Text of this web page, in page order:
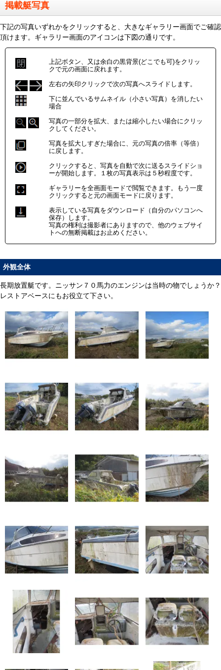
掲載艇写真
下記の写真いずれかをクリックすると、大きなギャラリー画面でご確認
頂けます。ギャラリー画面のアイコンは下図の通りです。
上記ボタン、又は余白の黒背景(どこでも可)をクリッ
クで元の画面に戻れます。
左右の矢印クリックで次の写真へスライドします。
下に並んでいるサムネイル（小さい写真）を消したい
場合
写真の一部分を拡大、または縮小したい場合にクリッ
クしてください。
写真を拡大しすぎた場合に、元の写真の倍率（等倍）
に戻します。
クリックすると、写真を自動で次に送るスライドショ
ーが開始します。１枚の写真表示は５秒程度です。
ギャラリーを全画面モードで閲覧できます。もう一度
クリックすると元の画面モードに戻ります。
表示している写真をダウンロード（自分のパソコンへ
保存）します。
写真の権利は撮影者にありますので、他のウェブサイ
トへの無断掲載はお止めください。
外観全体
長期放置艇です。ニッサン７０馬力のエンジンは当時の物でしょうか？
レストアベースにもお役立て下さい。